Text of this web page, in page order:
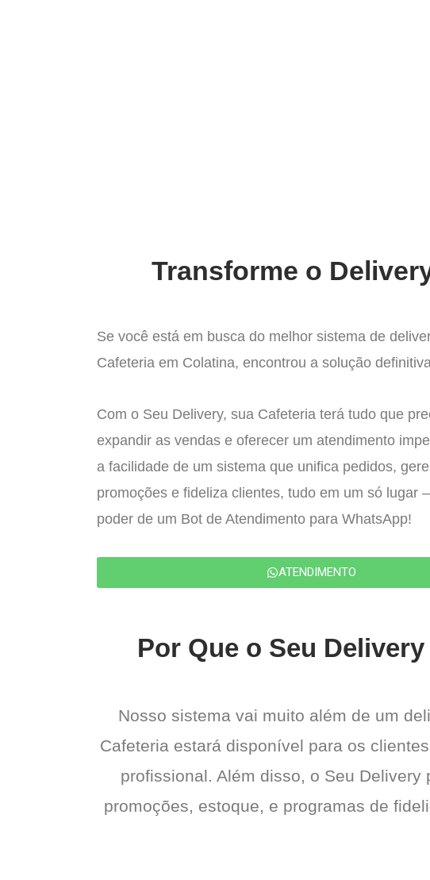
Transforme o
Se você está em busca do melhor sistema de
Cafeteria em Colatina, encontrou a solução
Com o Seu Delivery, sua Cafeteria terá tudo que
expandir as vendas e oferecer um atendimento
a facilidade de um sistema que unifica pedidos,
promoções e fideliza clientes, tudo em um só lugar
poder de um Bot de Atendimento para WhatsApp!
ATENDIMENTO
Por Que o Seu
Nosso sistema vai muito além de um
Cafeteria estará disponível para os
profissional. Além disso, o Seu
promoções, estoque, e programas de